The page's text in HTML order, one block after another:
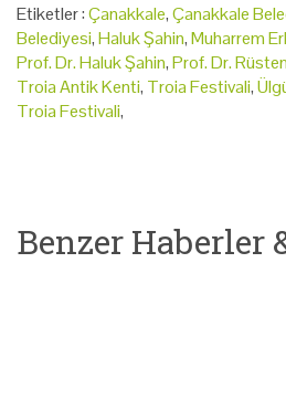
Etiketler :Çanakkale,Çanakkale
Belediyesi,Haluk Şahin,Muharrem
Prof. Dr. Haluk Şahin,Prof. Dr.
Troia Antik Kenti, Troia Festivali,
Troia Festivali,
Benzer Haberler